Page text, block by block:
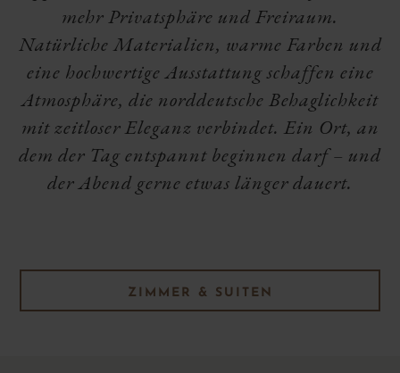
mehr Privatsphäre und Freiraum.
Natürliche Materialien, warme Farben und
eine hochwertige Ausstattung schaffen eine
Atmosphäre, die norddeutsche Behaglichkeit
mit zeitloser Eleganz verbindet. Ein Ort, an
dem der Tag entspannt beginnen darf – und
der Abend gerne etwas länger dauert.
ZIMMER & SUITEN